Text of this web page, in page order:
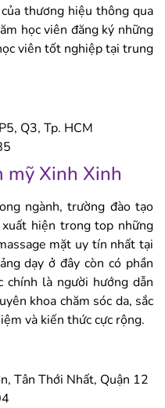
thương hiệu thông qua
học viên đăng ký những
viên tốt nghiệp tại trung
Q3, Tp. HCM
mỹ Xinh Xinh
ngành, trường đào tạo
hiện trong top những
mặt uy tín nhất tại
dạy ở đây còn có phần
chính là người hướng dẫn
khoa chăm sóc da, sắc
và kiến thức cực rộng.
Tân Thới Nhất, Quận 12